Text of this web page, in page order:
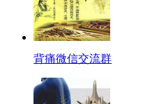
背痛微信交流群